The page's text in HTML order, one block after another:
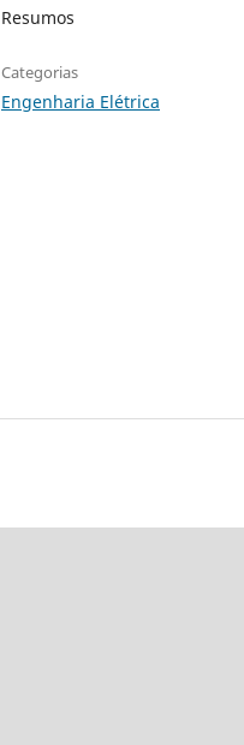
Resumos
Categorias
Engenharia Elétrica